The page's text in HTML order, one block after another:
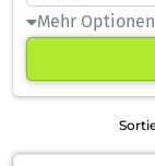
Mehr